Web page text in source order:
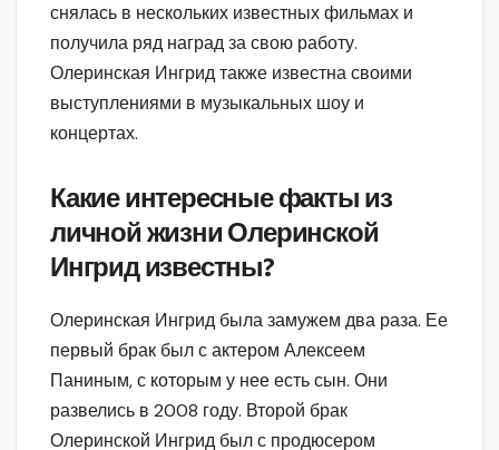
снялась в нескольких известных фильмах и
получила ряд наград за свою работу.
Олеринская Ингрид также известна своими
выступлениями в музыкальных шоу и
концертах.
Какие интересные факты из
личной жизни Олеринской
Ингрид известны?
Олеринская Ингрид была замужем два раза. Ее
первый брак был с актером Алексеем
Паниным, с которым у нее есть сын. Они
развелись в 2008 году. Второй брак
Олеринской Ингрид был с продюсером